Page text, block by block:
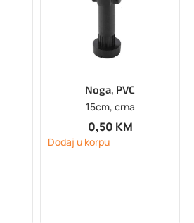
Noga, PVC
15cm, crna
0,50 KM
Dodaj u korpu